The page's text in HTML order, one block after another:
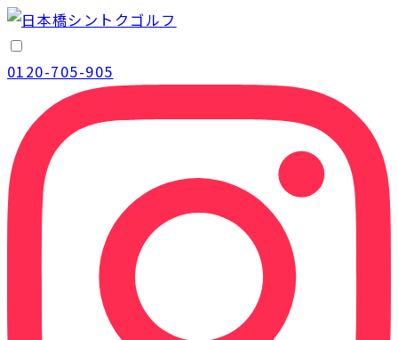
0120-705-905